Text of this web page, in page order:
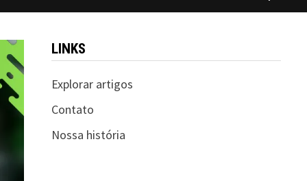
LINKS
Explorar artigos
Contato
Nossa história